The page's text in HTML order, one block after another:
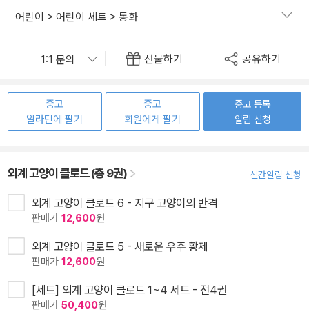
어린이 > 어린이 세트 > 동화
선물하기 공유하기
중고
알라딘에 팔기
중고
회원에게 팔기
중고 등록
알림 신청
외계 고양이 클로드 (총 9권) 신간알림 신청
외계 고양이 클로드 6 - 지구 고양이의 반격
판매가 12,600원
외계 고양이 클로드 5 - 새로운 우주 황제
판매가 12,600원
[세트] 외계 고양이 클로드 1~4 세트 - 전4권
판매가 50,400원